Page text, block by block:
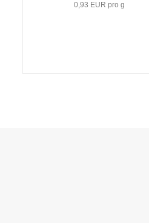
0,93 EUR pro g